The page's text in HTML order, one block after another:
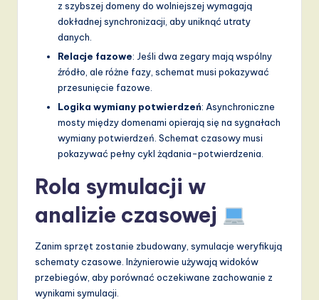
z szybszej domeny do wolniejszej wymagają
dokładnej synchronizacji, aby uniknąć utraty
danych.
Relacje fazowe: Jeśli dwa zegary mają wspólny
źródło, ale różne fazy, schemat musi pokazywać
przesunięcie fazowe.
Logika wymiany potwierdzeń: Asynchroniczne
mosty między domenami opierają się na sygnałach
wymiany potwierdzeń. Schemat czasowy musi
pokazywać pełny cykl żądania-potwierdzenia.
Rola symulacji w
analizie czasowej
Zanim sprzęt zostanie zbudowany, symulacje weryfikują
schematy czasowe. Inżynierowie używają widoków
przebiegów, aby porównać oczekiwane zachowanie z
wynikami symulacji.